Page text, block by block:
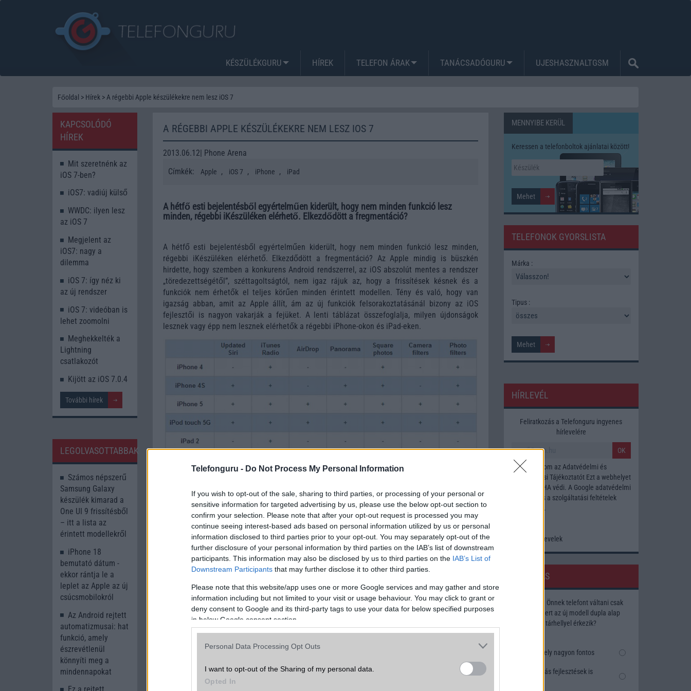
Telefonguru - Do Not Process My Personal Information
If you wish to opt-out of the sale, sharing to third parties, or processing of your personal or
sensitive information for targeted advertising by us, please use the below opt-out section to
confirm your selection. Please note that after your opt-out request is processed you may
continue seeing interest-based ads based on personal information utilized by us or personal
information disclosed to third parties prior to your opt-out. You may separately opt-out of the
further disclosure of your personal information by third parties on the IAB’s list of downstream
participants. This information may also be disclosed by us to third parties on the IAB’s List of
Downstream Participants that may further disclose it to other third parties.
Please note that this website/app uses one or more Google services and may gather and store
information including but not limited to your visit or usage behaviour. You may click to grant or
deny consent to Google and its third-party tags to use your data for below specified purposes
in below Google consent section.
Personal Data Processing Opt Outs
I want to opt-out of the Sharing of my personal data.
Opted In
KÉSZÜLÉKGURU HÍREK TELEFON ÁRAK TANÁCSADÓGURU UJESHASZNALTGSM
Főoldal > Hírek > A régebbi Apple készülékekre nem lesz iOS 7
A RÉGEBBI APPLE KÉSZÜLÉKEKRE NEM LESZ IOS 7
2013.06.12| Phone Arena
Címkék:
Apple , iOS 7 , iPhone , iPad
A hétfő esti bejelentésből egyértelműen kiderült, hogy nem minden funkció lesz
minden, régebbi iKészüléken elérhető. Elkezdődött a fregmentáció?
A hétfő esti bejelentésből egyértelműen kiderült, hogy nem minden funkció lesz minden,
régebbi iKészüléken elérhető. Elkezdődött a fregmentáció? Az Apple mindig is büszkén
hirdette, hogy szemben a konkurens Android rendszerrel, az iOS abszolút mentes a rendszer
„töredezettségétől”, széttagoltságtól, nem igaz rájuk az, hogy a frissítések késnek és a
funkciók nem érhetők el teljes körűen minden érintett modellen. Tény és való, hogy van
igazság abban, amit az Apple állít, ám az új funkciók felsorakoztatásánál bizony az iOS
fejlesztői is nagyon vakarják a fejüket. A lenti táblázat összefoglalja, milyen újdonságok
lesznek vagy épp nem lesznek elérhetők a régebbi iPhone-okon és iPad-eken.
Böngésszen tovább legfrissebb híreink között!
A cikkhez kapcsolódó linkek:
Új és Használt GSM kiemelt ajánlatok
KAPCSOLÓDÓ
HÍREK
Mit szeretnénk az
iOS 7-ben?
iOS7: vadiúj külső
WWDC: ilyen lesz
az iOS 7
Megjelent az
iOS7: nagy a
dilemma
iOS 7: így néz ki
az új rendszer
iOS 7: videóban is
lehet zoomolni
Meghekkelték a
Lightning
csatlakozót
Kijött az iOS 7.0.4
További hírek
LEGOLVASOTTABBAK
Számos népszerű
Samsung Galaxy
készülék kimarad a
One UI 9 frissítésből
– itt a lista az
érintett modellekről
iPhone 18
bemutató dátum -
ekkor rántja le a
leplet az Apple az új
csúcsmobilokról
Az Android rejtett
automatizmusai: hat
funkció, amely
észrevétlenül
könnyíti meg a
mindennapokat
MENNYIBE KERÜL
Keressen a telefonboltok ajánlatai között!
TELEFONOK GYORSLISTA
Márka :
Tipus :
HÍRLEVÉL
Feliratkozás a Telefonguru ingyenes
hírlevelére
OK
Elfogadom az Adatvédelmi és
Adatkezelési TájékoztatótEzt a webhelyet
a reCAPTCHA védi. A Google adatvédelmi
és a szolgáltatási feltételek
Korábbi hírlevelek
SZAVAZÁS
Megérné Önnek telefont váltani csak
azért, mert az új modell dupla alap
tárhellyel érkezik?
Igen, a tárhely nagyon fontos
Talán, ha más fejlesztések is